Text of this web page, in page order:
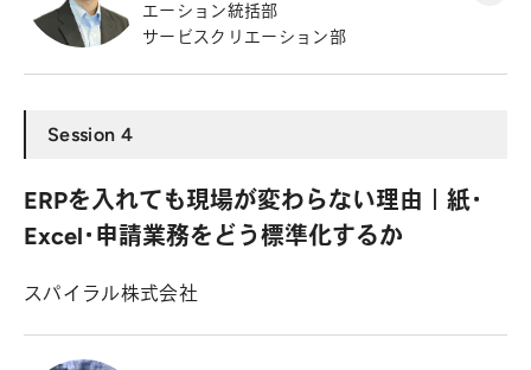
エーション統括部
サービスクリエーション部
Session 4
ERPを入れても現場が変わらない理由｜紙・
Excel・申請業務をどう標準化するか
スパイラル株式会社